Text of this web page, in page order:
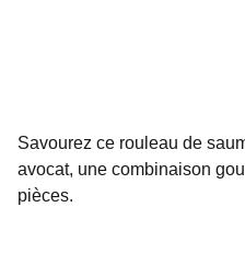
Savourez ce rouleau de
avocat, une combinaison
pièces.